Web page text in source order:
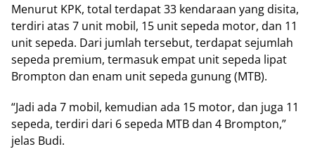
Menurut KPK, total terdapat 33 kendaraan yang disita,
terdiri atas 7 unit mobil, 15 unit sepeda motor, dan 11
unit sepeda. Dari jumlah tersebut, terdapat sejumlah
sepeda premium, termasuk empat unit sepeda lipat
Brompton dan enam unit sepeda gunung (MTB).
“Jadi ada 7 mobil, kemudian ada 15 motor, dan juga 11
sepeda, terdiri dari 6 sepeda MTB dan 4 Brompton,”
jelas Budi.